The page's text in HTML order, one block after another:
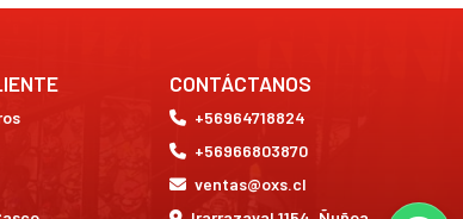
CONTÁCTANOS
+56964718824
+56966803870
ventas@oxs.cl